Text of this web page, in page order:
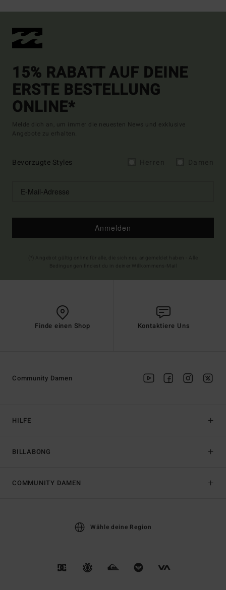
15% RABATT AUF DEINE
ERSTE BESTELLUNG
ONLINE*
Melde dich an, um immer die neuesten News und exklusive
Angebote zu erhalten.
Bevorzugte Styles
Anmelden
Finde einen Shop Kontaktiere Uns
HILFE
BILLABONG
Community Damen
COMMUNITY DAMEN
Wähle deine Region